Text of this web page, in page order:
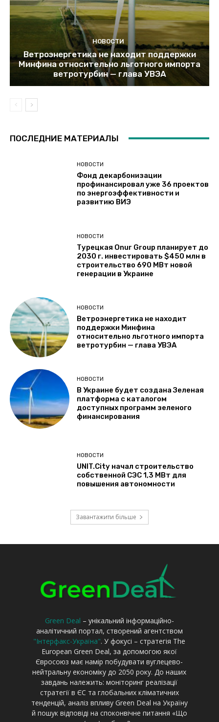
Green Deal – унікальний інформаційно-
аналітичний портал, створений агентством
"Інтерфакс-Україна". У фокусі – стратегія The
European Green Deal, за допомогою якої
Євросоюз має намір побудувати вуглецево-
нейтральну економіку до 2050 року. До наших
завдань належить: моніторинг реалізації
стратегії в ЄС та глобальних кліматичних
тенденцій, аналіз впливу Green Deal на Україну
й пошук відповіді на споконвічне питання «Що